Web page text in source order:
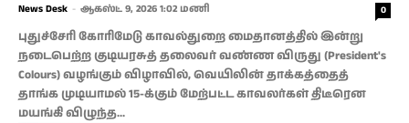
News Desk - ஆகஸ்ட் 9, 2026 1:02 மணி 0
​புதுச்சேரி கோரிமேடு காவல்துறை மைதானத்தில் இன்று
நடைபெற்ற குடியரசுத் தலைவர் வண்ண விருது (President's
Colours) வழங்கும் விழாவில், வெயிலின் தாக்கத்தைத்
தாங்க முடியாமல் 15-க்கும் மேற்பட்ட காவலர்கள் திடீரென
மயங்கி விழுந்த...